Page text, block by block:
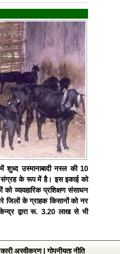
शुध्द उस्मानाबादी नस्ल की 10
संग्रह के रूप में है। इस इकाई को
व्यावहारिक प्रशिक्षण संसाधन
जिलों के ग्राहक किसानों को नर
द्वारा रू. 3.20 लाख से भी
अस्वीकरण |गोपनीयता नीति